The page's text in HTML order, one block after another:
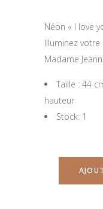
Néon « I love
Illuminez
Madame
Taille : 44
hauteur
Stock: 1